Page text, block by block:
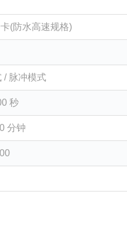
(防水高速规格)
/ 脉冲模式
秒
分钟